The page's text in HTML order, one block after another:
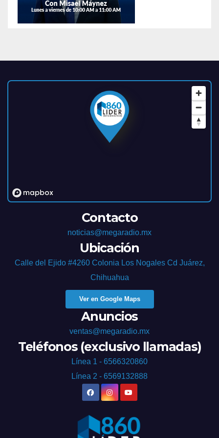
Contacto
noticias@megaradio.mx
Ubicación
Calle del Ejido #4260 Colonia Los Nogales Cd Juárez,
Chihuahua
Ver en Google Maps
Anuncios
ventas@megaradio.mx
Teléfonos (exclusivo llamadas)
Línea 1 - 6566320860
Línea 2 - 6569132888